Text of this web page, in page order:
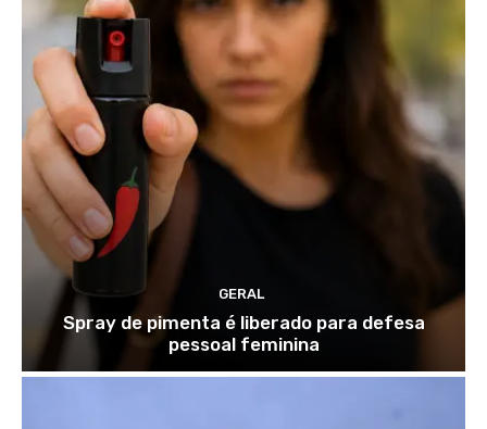
GERAL
Spray de pimenta é liberado para defesa
pessoal feminina